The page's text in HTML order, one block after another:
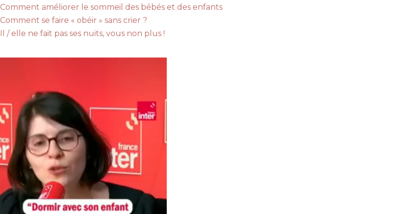
Comment améliorer le sommeil des bébés et des enfants
Comment se faire « obéir » sans crier ?
Il / elle ne fait pas ses nuits, vous non plus !